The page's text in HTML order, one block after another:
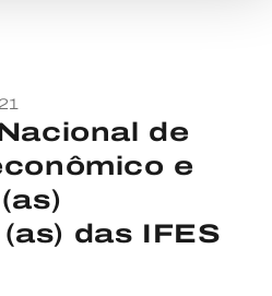
de
e
das IFES